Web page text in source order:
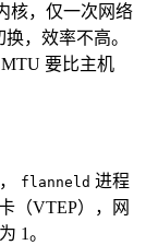
核，仅一次网络
，效率不高。
要比主机
flanneld 进程
（VTEP），网
1。